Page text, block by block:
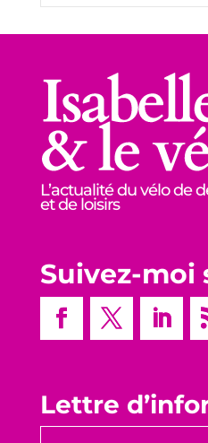
L’actualité du vélo de
et de loisirs
Suivez-moi
Lettre